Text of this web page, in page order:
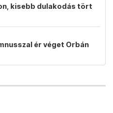
kisebb dulakodás tört
ér véget Orbán